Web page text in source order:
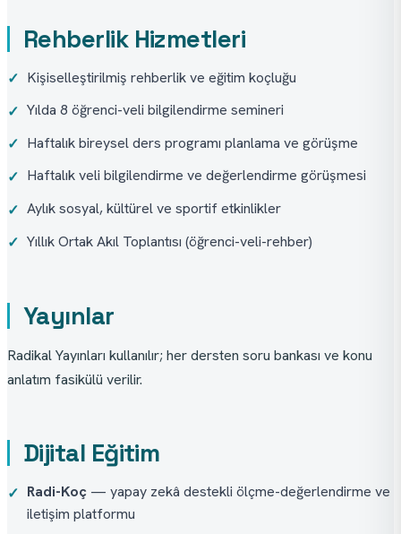
Rehberlik Hizmetleri
✓ Kişiselleştirilmiş rehberlik ve eğitim koçluğu
✓ Yılda 8 öğrenci-veli bilgilendirme semineri
✓ Haftalık bireysel ders programı planlama ve görüşme
✓ Haftalık veli bilgilendirme ve değerlendirme görüşmesi
✓ Aylık sosyal, kültürel ve sportif etkinlikler
✓ Yıllık Ortak Akıl Toplantısı (öğrenci-veli-rehber)
Yayınlar
Radikal Yayınları kullanılır; her dersten soru bankası ve konu
anlatım fasikülü verilir.
Dijital Eğitim
✓ Radi-Koç — yapay zekâ destekli ölçme-değerlendirme ve
iletişim platformu